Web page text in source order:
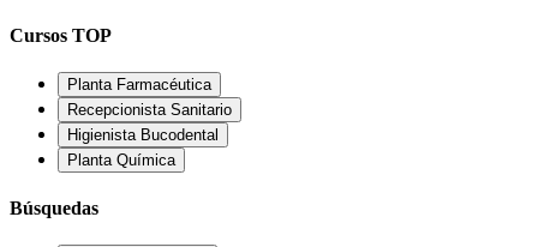
Cursos TOP
Planta Farmacéutica
Recepcionista Sanitario
Higienista Bucodental
Planta Química
Búsquedas